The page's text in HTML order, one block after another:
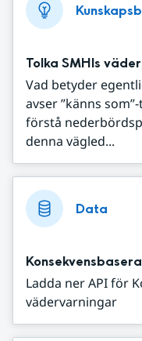
Tolka SMHIs
Vad betyder
avser ”känns
förstå
denna vägled...
Data
Ladda ner API för
vädervarningar